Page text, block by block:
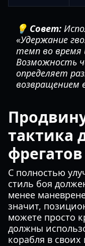
💡 Совет:
«Удержание
темп во время
Возможность
определяет
возвращением
тактика
фрегатов
С полностью
стиль боя
менее
значит,
можете просто
должны
корабля в своих